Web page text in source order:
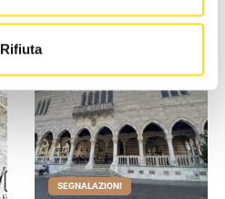
Rifiuta
SEGNALAZIONI